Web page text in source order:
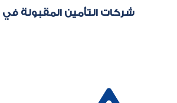
شركات التأمين المقبولة